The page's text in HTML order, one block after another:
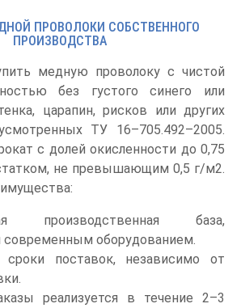
ПРОВОЛОКИ СОБСТВЕННОГО
ПРОИЗВОДСТВА
медную проволоку с чистой
без густого синего или
царапин, рисков или других
ТУ 16–705.492–2005.
с долей окисленности до 0,75
не превышающим 0,5 г/м2.
производственная база,
современным оборудованием.
сроки поставок, независимо от
реализуется в течение 2–3